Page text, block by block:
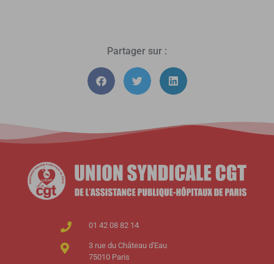
Partager sur :
01 42 08 82 14
3 rue du Château d'Eau
75010 Paris